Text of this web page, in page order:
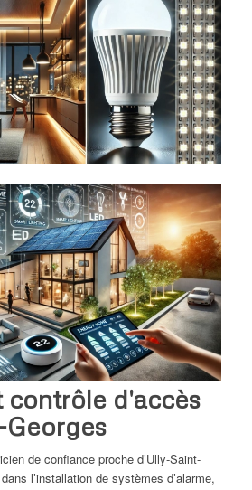
contrôle d'accès
de confiance proche d’Ully-Saint-
l’installation de systèmes d’alarme,